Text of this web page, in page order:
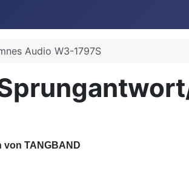
Audio W3-1797S
von TANGBAND